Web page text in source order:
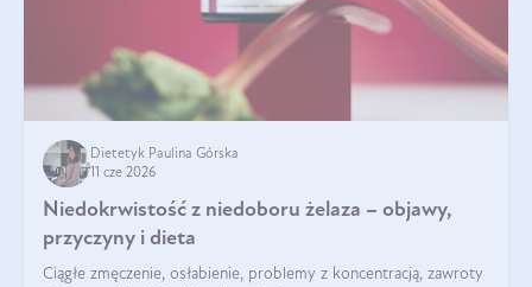
Dietetyk Paulina Górska
11 cze 2026
Niedokrwistość z niedoboru żelaza – objawy,
przyczyny i dieta
Ciągłe zmęczenie, osłabienie, problemy z koncentracją, zawroty